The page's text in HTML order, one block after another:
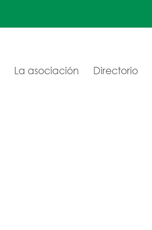
La asociación Directorio